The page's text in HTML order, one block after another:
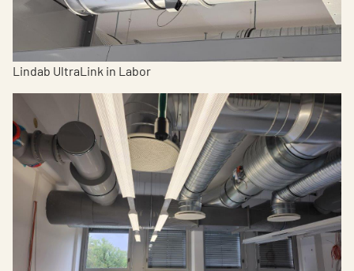
Lindab UltraLink in Labor